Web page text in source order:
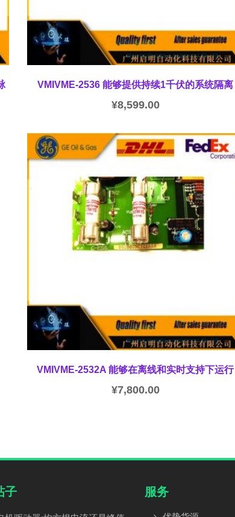
VMIVME-2536 能够提供持续1千伏的系统隔离
¥8,599.00
VMIVME-2532A 能够在离线和实时支持下运行
¥7,800.00
子 服务